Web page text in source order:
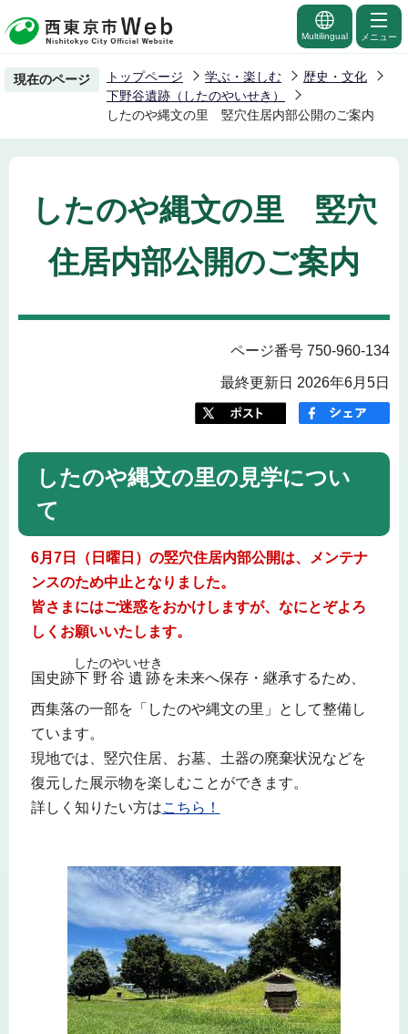
の
ー
の
先
Multilingual メニュー
現在のページ トップページ 学ぶ・楽しむ
歴史・文化
下野谷遺跡（したのやいせき）
したのや縄文の里 竪穴住居内部公開のご案内
したのや縄文の里 竪穴
住居内部公開のご案内
ページ番号 750-960-134
最終更新日 2026年6月5日
したのや縄文の里の見学につい
て
6月7日（日曜日）の竪穴住居内部公開は、メンテナ
ンスのため中止となりました。
皆さまにはご迷惑をおかけしますが、なにとぞよろ
しくお願いいたします。
国史跡下野谷遺跡
したのやいせき
を未来へ保存・継承するため、
西集落の一部を「したのや縄文の里」として整備し
ています。
現地では、竪穴住居、お墓、土器の廃棄状況などを
復元した展示物を楽しむことができます。
詳しく知りたい方はこちら！